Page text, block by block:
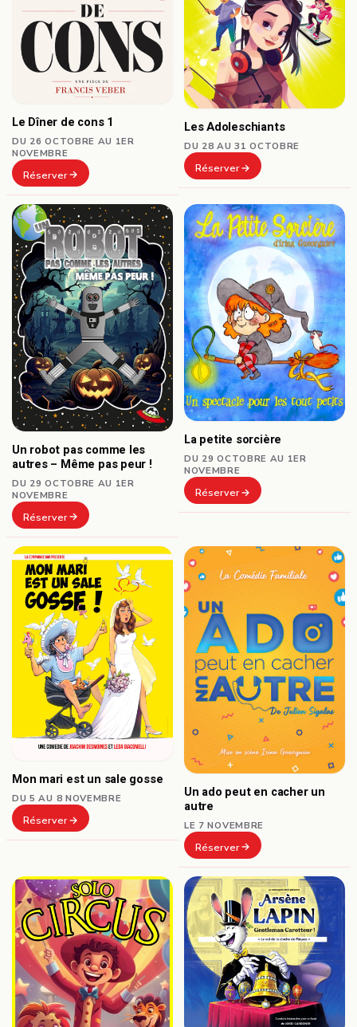
Le Dîner de cons 1
DU 26 OCTOBRE AU 1ER
NOVEMBRE
Réserver
Les Adoleschiants
DU 28 AU 31 OCTOBRE
Réserver
Un robot pas comme les
autres – Même pas peur !
DU 29 OCTOBRE AU 1ER
NOVEMBRE
Réserver
La petite sorcière
DU 29 OCTOBRE AU 1ER
NOVEMBRE
Réserver
Mon mari est un sale gosse
DU 5 AU 8 NOVEMBRE
Réserver
Un ado peut en cacher un
autre
LE 7 NOVEMBRE
Réserver